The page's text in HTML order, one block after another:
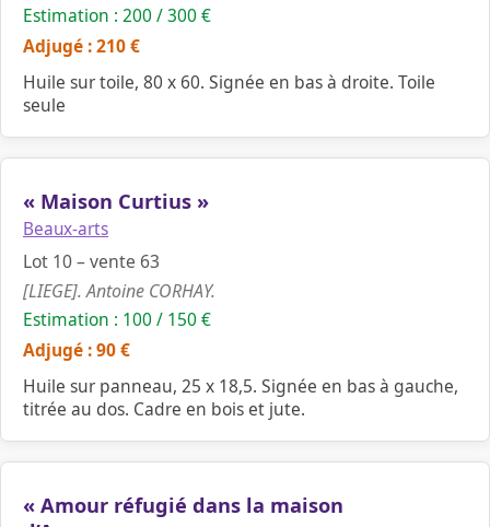
Estimation : 200 / 300 €
Adjugé : 210 €
Huile sur toile, 80 x 60. Signée en bas à droite. Toile
seule
« Maison Curtius »
Beaux-arts
Lot 10 – vente 63
[LIEGE]. Antoine CORHAY.
Estimation : 100 / 150 €
Adjugé : 90 €
Huile sur panneau, 25 x 18,5. Signée en bas à gauche,
titrée au dos. Cadre en bois et jute.
« Amour réfugié dans la maison